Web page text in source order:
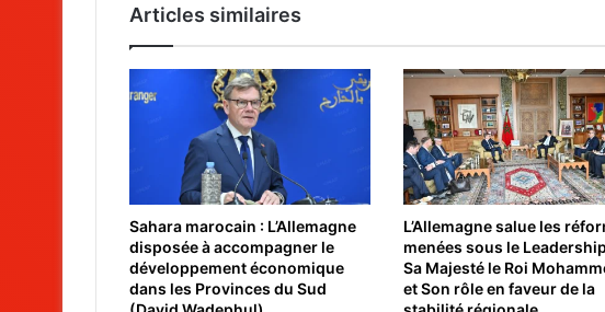
Articles similaires
Sahara marocain : L’Allemagne
disposée à accompagner le
développement économique
dans les Provinces du Sud
L’Allemagne salue les
menées sous le
Sa Majesté le Roi
et Son rôle en faveur de la